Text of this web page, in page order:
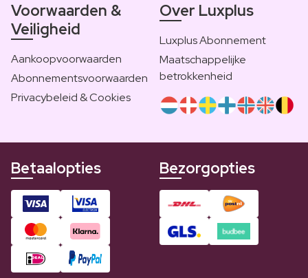
Voorwaarden &
Veiligheid
Aankoopvoorwaarden
Abonnementsvoorwaarden
Privacybeleid & Cookies
Over Luxplus
Luxplus Abonnement
Maatschappelijke
betrokkenheid
Betaalopties Bezorgopties